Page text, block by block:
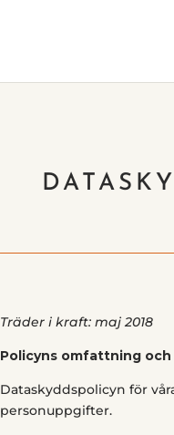
Träder i kraft: maj 2018
Policyns omfattning
Dataskyddspolicyn för
personuppgifter.